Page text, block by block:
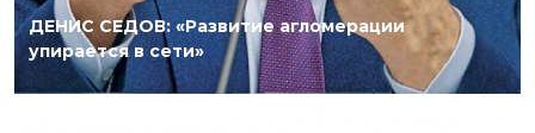
ДЕНИС СЕДОВ: «Развитие агломерации
упирается в сети»